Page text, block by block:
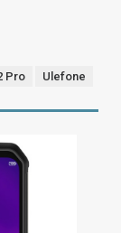
Pro Ulefone